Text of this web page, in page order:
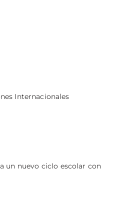
Internacionales
un nuevo ciclo escolar con